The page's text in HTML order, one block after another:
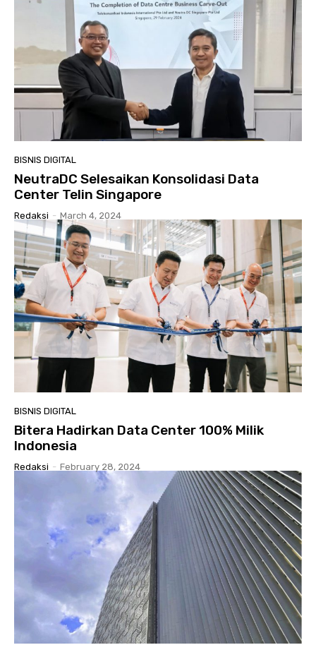
BISNIS DIGITAL
NeutraDC Selesaikan Konsolidasi Data
Center Telin Singapore
Redaksi - March 4, 2024
BISNIS DIGITAL
Bitera Hadirkan Data Center 100% Milik
Indonesia
Redaksi - February 28, 2024